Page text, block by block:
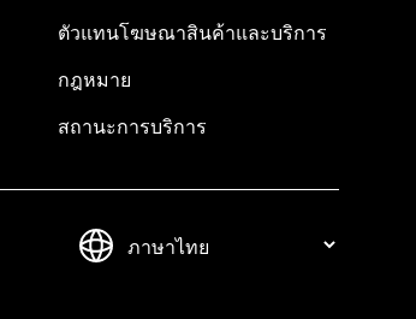
ตัวแทนโฆษณาสินค้าและบริการ
กฎหมาย
สถานะการบริการ